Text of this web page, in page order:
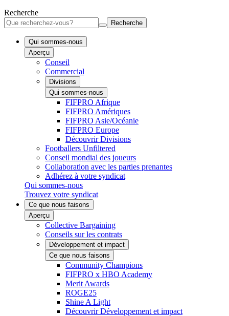
Recherche
Recherche
Qui sommes-nous
Aperçu
Conseil
Commercial
Divisions
Qui sommes-nous
FIFPRO Afrique
FIFPRO Amériques
FIFPRO Asie/Océanie
FIFPRO Europe
Découvrir Divisions
Footballers Unfiltered
Conseil mondial des joueurs
Collaboration avec les parties prenantes
Adhérez à votre syndicat
Qui sommes-nous
Trouvez votre syndicat
Ce que nous faisons
Aperçu
Collective Bargaining
Conseils sur les contrats
Développement et impact
Ce que nous faisons
Community Champions
FIFPRO x HBO Academy
Merit Awards
ROGE25
Shine A Light
Découvrir Développement et impact